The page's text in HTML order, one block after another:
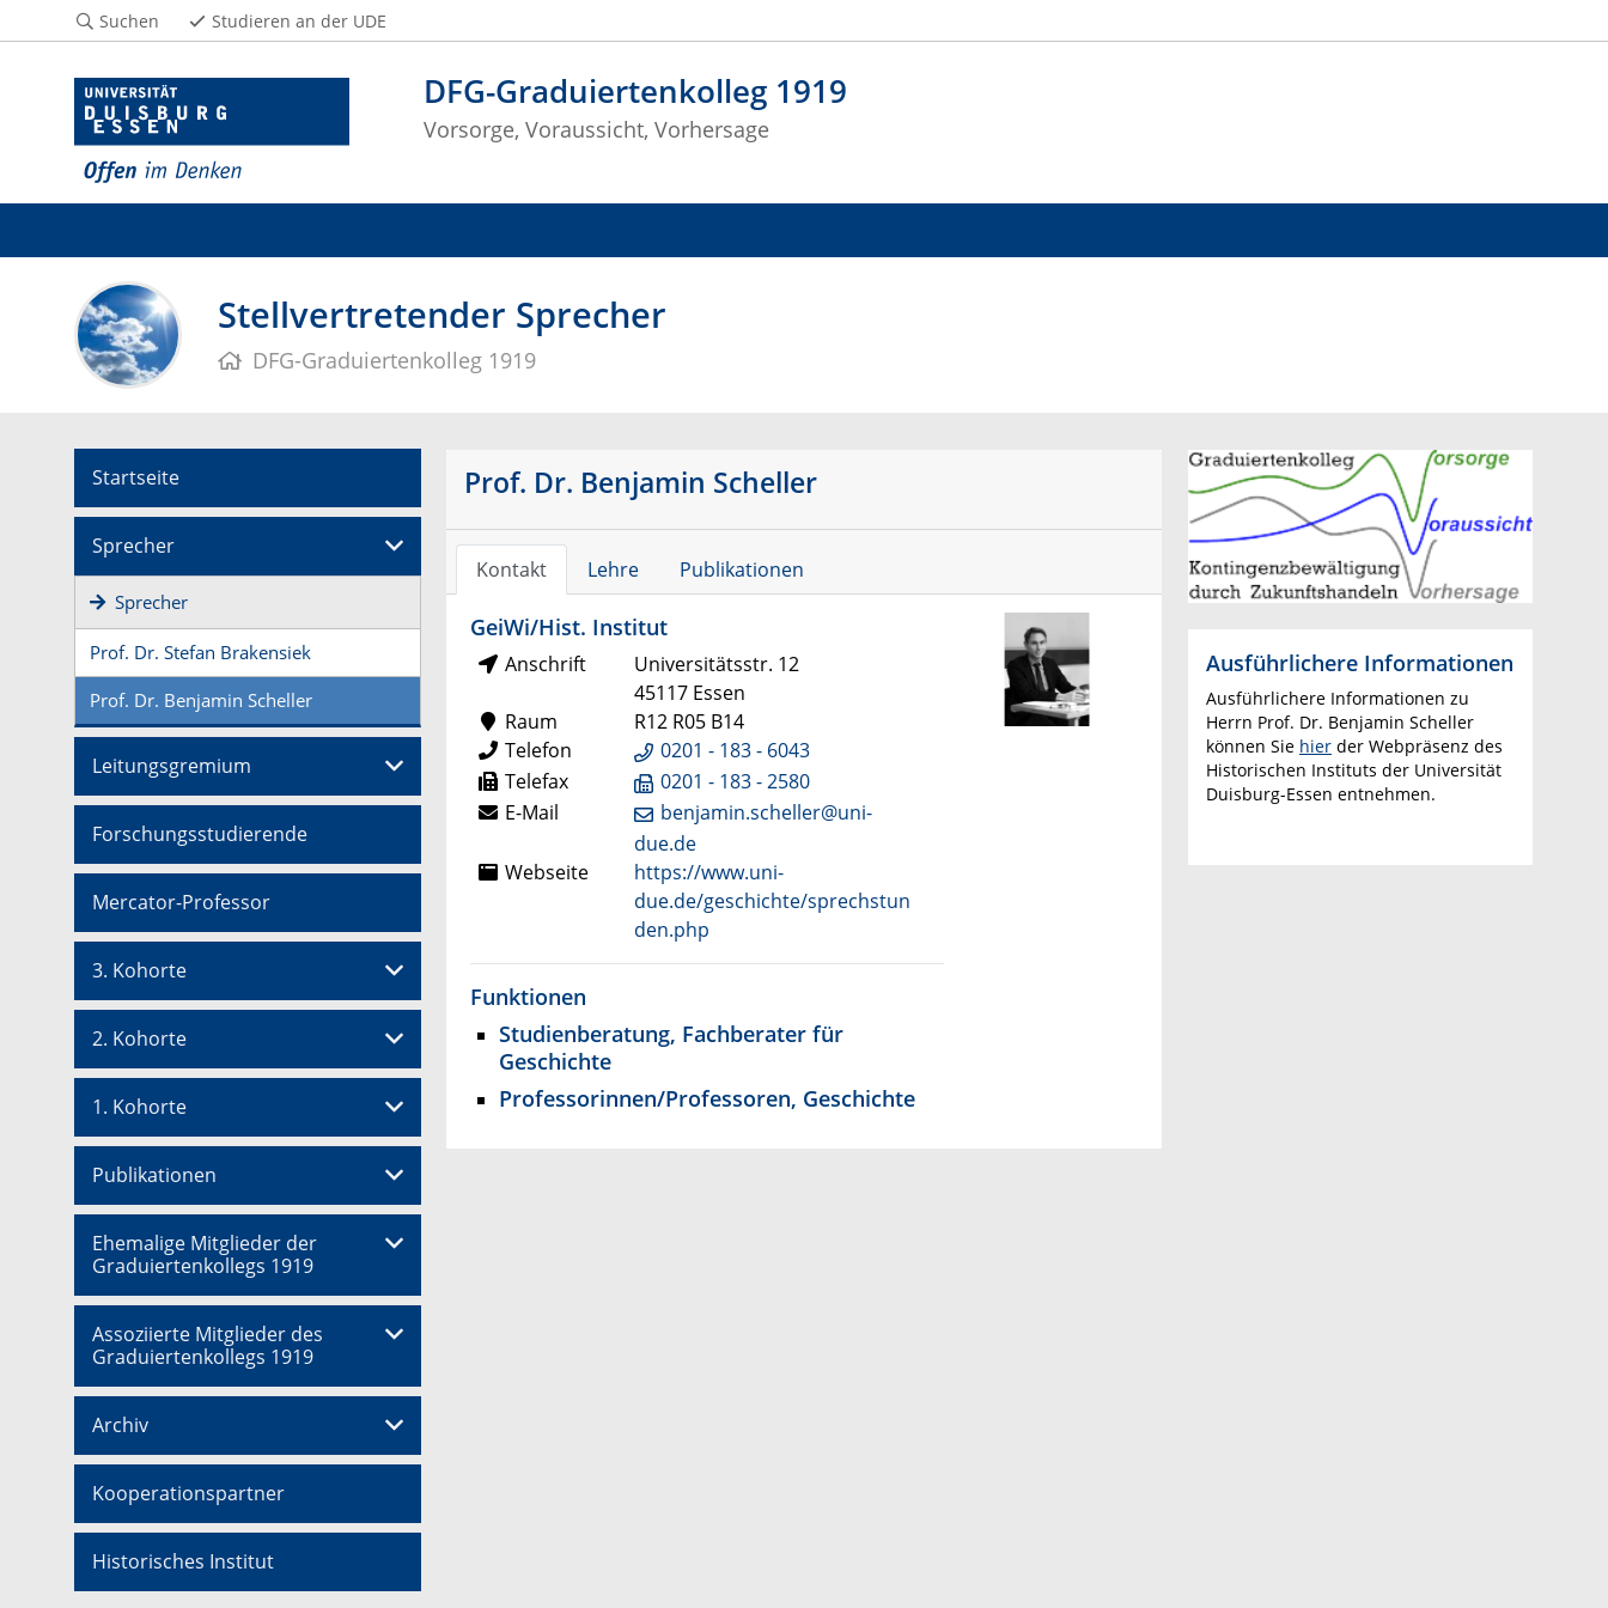
DFG-Graduiertenkolleg 1919
Vorsorge, Voraussicht, Vorhersage
Suchen Studieren an der UDE
Stellvertretender Sprecher
DFG-Graduiertenkolleg 1919
Startseite
Sprecher
Sprecher
Prof. Dr. Stefan Brakensiek
Prof. Dr. Benjamin Scheller
Leitungsgremium
Forschungsstudierende
Mercator-Professor
3. Kohorte
2. Kohorte
1. Kohorte
Publikationen
Ehemalige Mitglieder der
Graduiertenkollegs 1919
Assoziierte Mitglieder des
Graduiertenkollegs 1919
Archiv
Kooperationspartner
Historisches Institut
Prof. Dr. Benjamin Scheller
Kontakt Lehre Publikationen
GeiWi/Hist. Institut
Anschrift
Universitätsstr. 12
45117 Essen
Raum
R12 R05 B14
Telefon
0201 - 183 - 6043
Telefax
0201 - 183 - 2580
E-Mail
benjamin.scheller@uni-
due.de
Webseite
https://www.uni-
due.de/geschichte/sprechstun
den.php
Funktionen
Studienberatung, Fachberater für
Geschichte
Professorinnen/Professoren, Geschichte
Ausführlichere Informationen
Ausführlichere Informationen zu
Herrn Prof. Dr. Benjamin Scheller
können Sie hier der Webpräsenz des
Historischen Instituts der Universität
Duisburg-Essen entnehmen.